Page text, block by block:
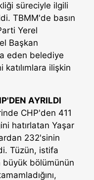
süreciyle ilgili
TBMM'de basın
Yerel
Başkan
eden belediye
katılımlara ilişkin
AYRILDI
CHP'den 411
hatırlatan Yaşar
232'sinin
Tüzün, istifa
büyük bölümünün